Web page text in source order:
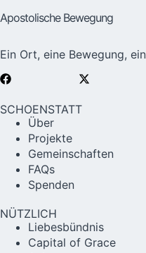
Apostolische Bewegung
Ein Ort, eine Bewegung,
SCHOENSTATT
Über
Projekte
Gemeinschaften
FAQs
Spenden
NÜTZLICH
Liebesbündnis
Capital of Grace